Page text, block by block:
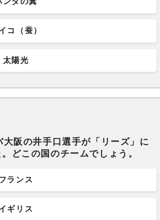
コ（蚕）
太陽光
阪の井手口選手が「リーズ」に
どこの国のチームでしょう。
ランス
ギリス